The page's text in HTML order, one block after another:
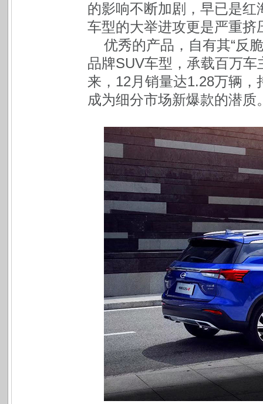
的影响不断加剧，早已是
车型的大举进攻更是严重
优秀的产品，自有其“反
品牌SUV车型，承载百万
来，12月销量达1.28万辆
成为细分市场新爆款的潜质